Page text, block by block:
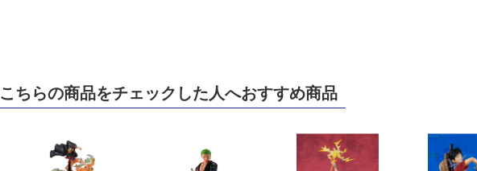
こちらの商品をチェックした人へおすすめ商品